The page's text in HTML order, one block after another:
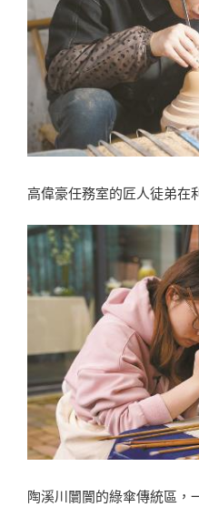
高偉豪任務室的匠人徒弟在
陶溪川闤闠的綠傘傳統區，